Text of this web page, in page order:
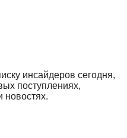
инсайдеров сегодня,
поступлениях,
новостях.